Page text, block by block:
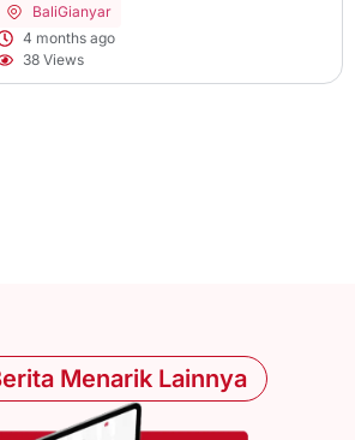
BaliGianyar
4 months ago
38 Views
Menarik Lainnya